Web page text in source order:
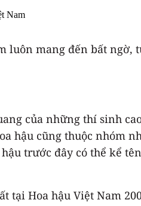
luôn mang đến bất
của những thí sinh
hậu cũng thuộc nhóm
hậu trước đây có thể kể